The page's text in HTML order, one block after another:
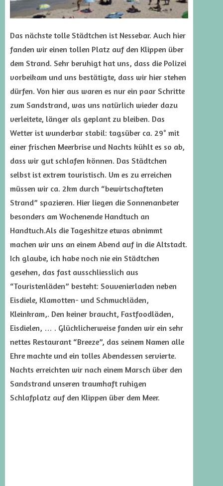
Das nächste tolle Städtchen ist Nessebar. Auch hier
fanden wir einen tollen Platz auf den Klippen über
dem Strand. Sehr beruhigt hat uns, dass die Polizei
vorbeikam und uns bestätigte, dass wir hier stehen
dürfen. Von hier aus waren es nur ein paar Schritte
zum Sandstrand, was uns natürlich wieder dazu
verleitete, länger als geplant zu bleiben. Das
Wetter ist wunderbar stabil: tagsüber ca. 29° mit
einer frischen Meerbrise und Nachts kühlt es so ab,
dass wir gut schlafen können. Das Städtchen
selbst ist extrem touristisch. Um es zu erreichen
müssen wir ca. 2km durch “bewirtschafteten
Strand” spazieren. Hier liegen die Sonnenanbeter
besonders am Wochenende Handtuch an
Handtuch.Als die Tageshitze etwas abnimmt
machen wir uns an einem Abend auf in die Altstadt.
Ich glaube, ich habe noch nie ein Städtchen
gesehen, das fast ausschliesslich aus
“Touristenläden” besteht: Souvenierladen neben
Eisdiele, Klamotten- und Schmuckläden,
Kleinkram,. Den keiner braucht, Fastfoodläden,
Eisdielen, … . Glücklicherweise fanden wir ein sehr
nettes Restaurant “Breeze”, das seinem Namen alle
Ehre machte und ein tolles Abendessen servierte.
Nachts erreichten wir nach einem Marsch über den
Sandstrand unseren traumhaft ruhigen
Schlafplatz auf den Klippen über dem Meer.